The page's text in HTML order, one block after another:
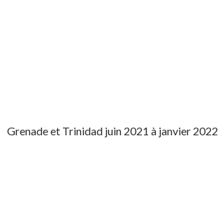
Grenade et Trinidad juin 2021 à janvier 2022